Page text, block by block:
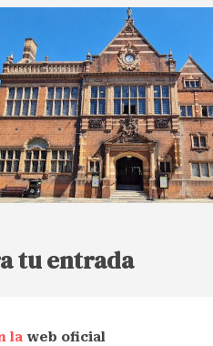
tu entrada
la web oficial